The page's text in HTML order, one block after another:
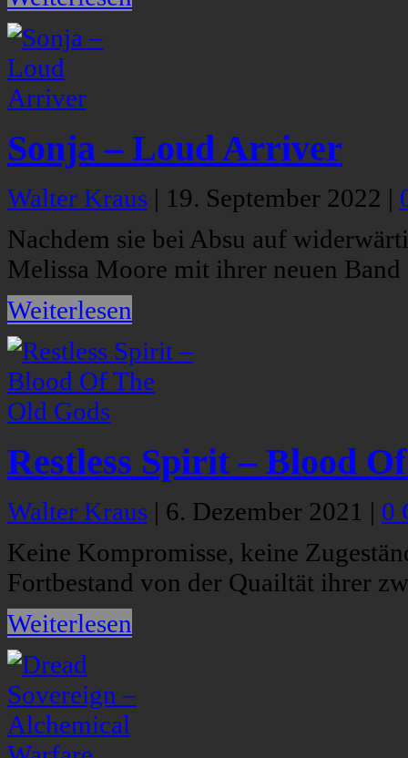
Sonja – Loud Arriver
Walter Kraus | 19. September 2022 |
Nachdem sie bei Absu auf
Melissa Moore mit ihrer neuen
Weiterlesen
Restless Spirit – Blood
Walter Kraus | 6. Dezember 2021 | 0
Keine Kompromisse, keine
Fortbestand von der Quailtät ihrer
Weiterlesen